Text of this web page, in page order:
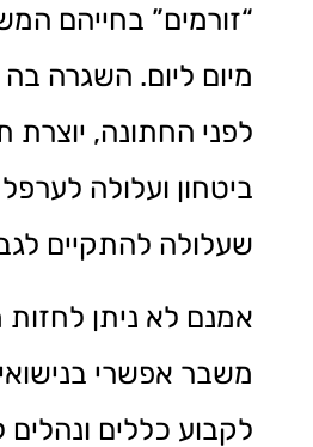
“זורמים” בחייהם
מיום ליום. השגרה
לפני החתונה,
ביטחון ועלולה
שעלולה להתקיים
אמנם לא ניתן
משבר אפשרי
לקבוע כללים